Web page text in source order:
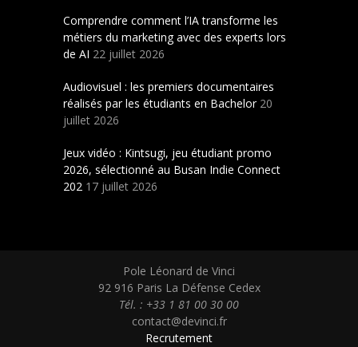
Comprendre comment l’IA transforme les
métiers du marketing avec des experts lors
de AI 22 juillet 2026
Audiovisuel : les premiers documentaires
réalisés par les étudiants en Bachelor 20
juillet 2026
Jeux vidéo : Kintsugi, jeu étudiant promo
2026, sélectionné au Busan Indie Connect
202 17 juillet 2026
Pole Léonard de Vinci
92 916 Paris La Défense Cedex
Tél. : +33 1 81 00 30 00
contact@devinci.fr
Recrutement